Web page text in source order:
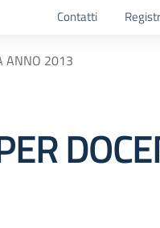
Contatti
ANNO 2013